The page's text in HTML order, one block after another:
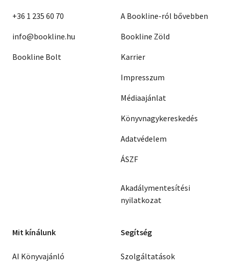
+36 1 235 60 70
info@bookline.hu
Bookline Bolt
A Bookline-ról bővebben
Bookline Zöld
Karrier
Impresszum
Médiaajánlat
Könyvnagykereskedés
Adatvédelem
ÁSZF
Akadálymentesítési
nyilatkozat
Mit kínálunk
AI Könyvajánló
Segítség
Szolgáltatások